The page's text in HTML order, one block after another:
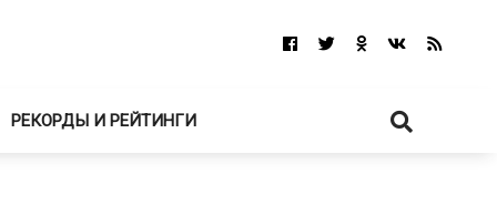
РЕКОРДЫ И РЕЙТИНГИ